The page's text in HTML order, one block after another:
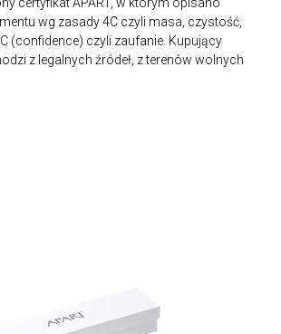
wg zasady 4C czyli masa, czystość,
(confidence) czyli zaufanie. Kupujący
z legalnych źródeł, z terenów wolnych